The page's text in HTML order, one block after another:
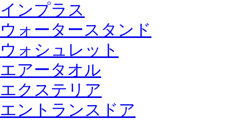
インプラス
ウォータースタンド
ウォシュレット
エアータオル
エクステリア
エントランスドア